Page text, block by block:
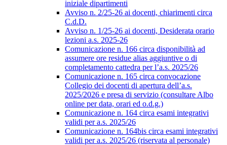
iniziale dipartimenti
Avviso n. 2/25-26 ai docenti, chiarimenti circa
C.d.D.
Avviso n. 1/25-26 ai docenti, Desiderata orario
lezioni a.s. 2025-26
Comunicazione n. 166 circa disponibilità ad
assumere ore residue alias aggiuntive o di
completamento cattedra per l’a.s. 2025/26
Comunicazione n. 165 circa convocazione
Collegio dei docenti di apertura dell’a.s.
2025/2026 e presa di servizio (consultare Albo
online per data, orari ed o.d.g.)
Comunicazione n. 164 circa esami integrativi
validi per a.s. 2025/26
Comunicazione n. 164bis circa esami integrativi
validi per a.s. 2025/26 (riservata al personale)